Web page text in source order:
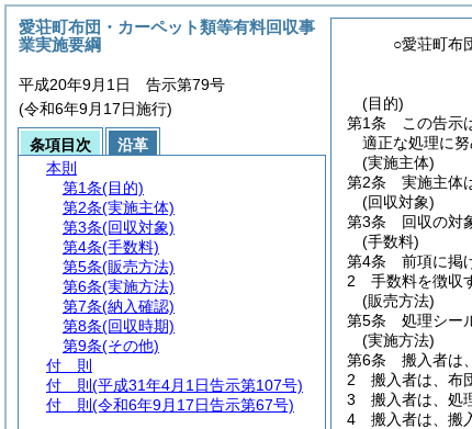
○愛荘町布
(目的)
第1条
この告示
適正な処理に努
(実施主体)
第2条
実施主体
(回収対象)
第3条
回収の対
(手数料)
第4条
前項に掲
2
手数料を徴収
(販売方法)
第5条
処理シー
(実施方法)
第6条
搬入者は
2
搬入者は、布
3
搬入者は、処
4
搬入者は、搬
愛荘町布団・カーペット類等有料回収事
業実施要綱
平成20年9月1日 告示第79号
(令和6年9月17日施行)
条項目次
沿革
本則
第1条(目的)
第2条(実施主体)
第3条(回収対象)
第4条(手数料)
第5条(販売方法)
第6条(実施方法)
第7条(納入確認)
第8条(回収時期)
第9条(その他)
付 則
付 則 (平成31年4月1日告示第107号)
付 則 (令和6年9月17日告示第67号)